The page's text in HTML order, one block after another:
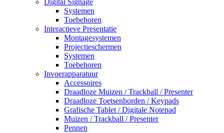
Systemen
Toebehoren
Interactieve Presentatie
Montagesystemen
Projectieschermen
Systemen
Toebehoren
Invoerapparatuur
Accessoires
Draadloze Muizen / Trackball / Presenter
Draadloze Toetsenborden / Keypads
Grafische Tablet / Digitale Notepad
Muizen / Trackball / Presenter
Pennen